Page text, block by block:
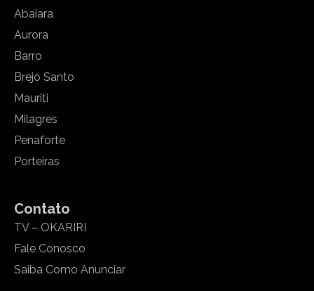
Abaiara
Aurora
Barro
Brejo Santo
Mauriti
Milagres
Penaforte
Porteiras
Contato
TV – OKARIRI
Fale Conosco
Saiba Como Anunciar